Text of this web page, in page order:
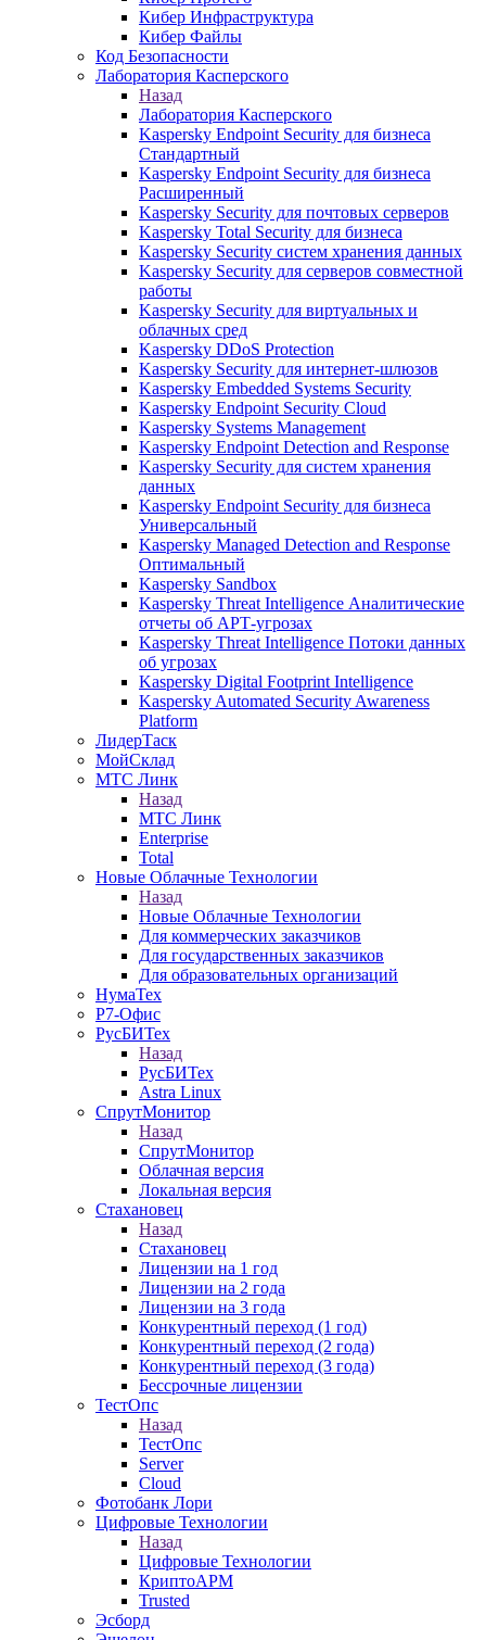
Кибер Инфраструктура
Кибер Файлы
Код Безопасности
Лаборатория Касперского
Назад
Лаборатория Касперского
Kaspersky Endpoint Security для бизнеса
Стандартный
Kaspersky Endpoint Security для бизнеса
Расширенный
Kaspersky Security для почтовых серверов
Kaspersky Total Security для бизнеса
Kaspersky Security систем хранения данных
Kaspersky Security для серверов совместной
работы
Kaspersky Security для виртуальных и
облачных сред
Kaspersky DDoS Protection
Kaspersky Security для интернет-шлюзов
Kaspersky Embedded Systems Security
Kaspersky Endpoint Security Cloud
Kaspersky Systems Management
Kaspersky Endpoint Detection and Response
Kaspersky Security для систем хранения
данных
Kaspersky Endpoint Security для бизнеса
Универсальный
Kaspersky Managed Detection and Response
Оптимальный
Kaspersky Sandbox
Kaspersky Threat Intelligence Аналитические
отчеты об АРТ-угрозах
Kaspersky Threat Intelligence Потоки данных
об угрозах
Kaspersky Digital Footprint Intelligence
Kaspersky Automated Security Awareness
Platform
ЛидерТаск
МойСклад
МТС Линк
Назад
МТС Линк
Enterprise
Total
Новые Облачные Технологии
Назад
Новые Облачные Технологии
Для коммерческих заказчиков
Для государственных заказчиков
Для образовательных организаций
НумаТех
Р7-Офис
РусБИТех
Назад
РусБИТех
Astra Linux
СпрутМонитор
Назад
СпрутМонитор
Облачная версия
Локальная версия
Стахановец
Назад
Стахановец
Лицензии на 1 год
Лицензии на 2 года
Лицензии на 3 года
Конкурентный переход (1 год)
Конкурентный переход (2 года)
Конкурентный переход (3 года)
Бессрочные лицензии
ТестОпс
Назад
ТестОпс
Server
Cloud
Фотобанк Лори
Цифровые Технологии
Назад
Цифровые Технологии
КриптоАРМ
Trusted
Эсборд